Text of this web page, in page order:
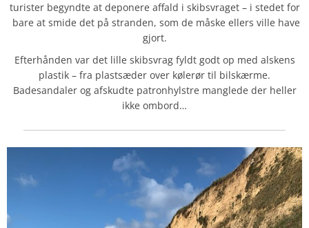
turister begyndte at deponere affald i skibsvraget – i stedet for
bare at smide det på stranden, som de måske ellers ville have
gjort.
Efterhånden var det lille skibsvrag fyldt godt op med alskens
plastik – fra plastsæder over kølerør til bilskærme.
Badesandaler og afskudte patronhylstre manglede der heller
ikke ombord…